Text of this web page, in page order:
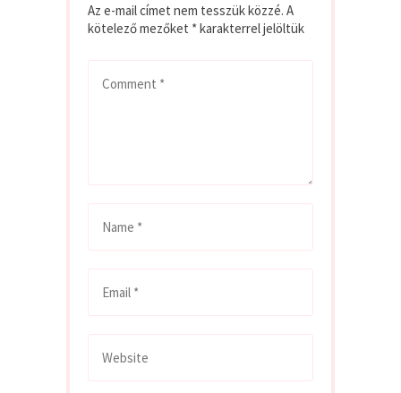
Az e-mail címet nem tesszük közzé. A
kötelező mezőket *karakterrel jelöltük